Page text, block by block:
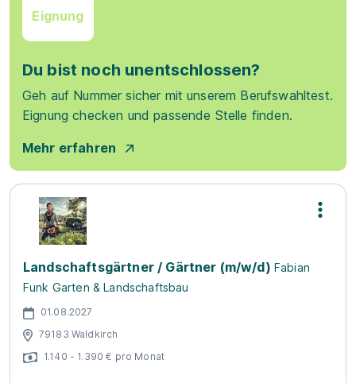
Eignung
Du bist noch unentschlossen?
Geh auf Nummer sicher mit unserem Berufswahltest.
Eignung checken und passende Stelle finden.
Mehr erfahren
Landschaftsgärtner / Gärtner (m/w/d) Fabian
Funk Garten & Landschaftsbau
01.08.2027
79183 Waldkirch
1.140 - 1.390 € pro Monat